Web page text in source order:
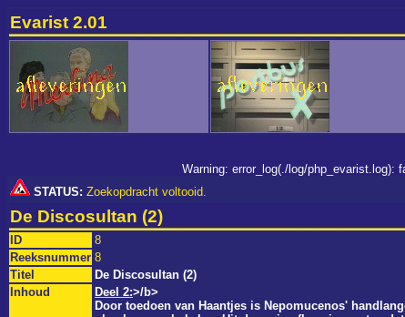
Evarist 2.01
Warning: error_log(./log/php_evarist.log):
STATUS: Zoekopdracht voltooid.
De Discosultan (2)
ID
8
Reeksnummer 8
Titel
De Discosultan (2)
Inhoud
Deel 2:>/b>
Door toedoen van Haantjes is Nepomucenos'